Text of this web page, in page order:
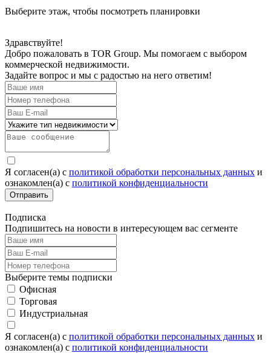
Выберите этаж, чтобы посмотреть планировки
Здравствуйте!
Добро пожаловать в TOR Group. Мы помогаем с выбором
коммерческой недвижимости.
Задайте вопрос и мы с радостью на него ответим!
Я согласен(а) c политикой обработки персональных данных и
ознакомлен(а) с политикой конфиденциальности
Отправить
Подписка
Подпишитесь на новости в интересующем вас сегменте
Выберите темы подписки
Офисная
Торговая
Индустриальная
Я согласен(а) c политикой обработки персональных данных и
ознакомлен(а) с политикой конфиденциальности